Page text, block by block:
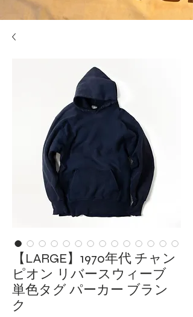
【LARGE】1970年代 チャン
ピオン リバースウィーブ
単色タグ パーカー ブラン
ク